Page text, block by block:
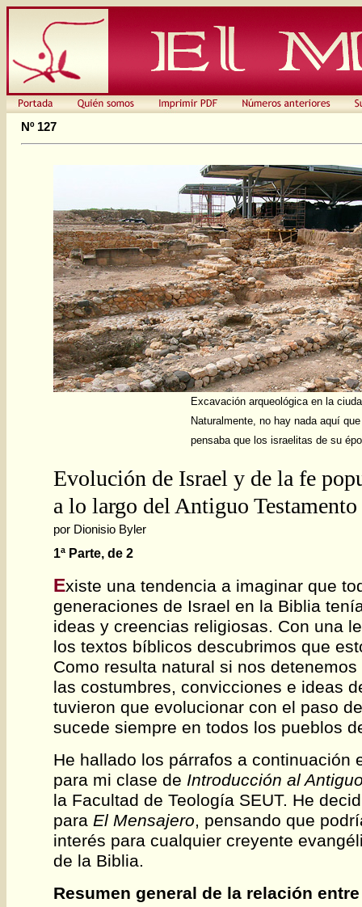
Nº 127
Excavación arqueológica en la
Naturalmente, no hay nada aquí
pensaba que los israelitas de su
Evolución de Israel y de la fe
a lo largo del Antiguo Testamento
por Dionisio Byler
1ª Parte, de 2
Existe una tendencia a imaginar que
generaciones de Israel en la Biblia
ideas y creencias religiosas. Con una
los textos bíblicos descubrimos que
Como resulta natural si nos
las costumbres, convicciones e ideas
tuvieron que evolucionar con el paso
sucede siempre en todos los pueblos
He hallado los párrafos a continuación
para mi clase de Introducción al
la Facultad de Teología SEUT. He
para El Mensajero, pensando que
interés para cualquier creyente
de la Biblia.
Resumen general de la relación